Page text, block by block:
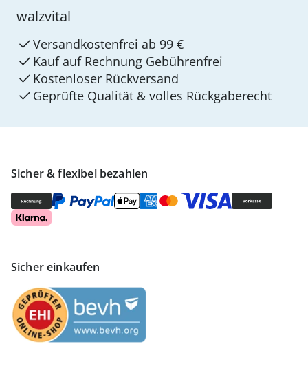
Sicher & flexibel bezahlen
Sicher einkaufen
walzvital
Versandkostenfrei ab 99 €
Kauf auf Rechnung Gebührenfrei
Kostenloser Rückversand
Geprüfte Qualität & volles Rückgaberecht